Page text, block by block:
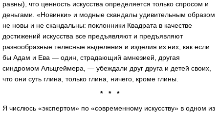
равны), что ценность искусства определяется только спросом и
деньгами. «Новинки» и модные скандалы удивительным образом
не новы и не скандальны: поклонники Квадрата в качестве
достижений искусства все предъявляют и предъявляют
разнообразные телесные выделения и изделия из них, как если
бы Адам и Ева — один, страдающий амнезией, другая
синдромом Альцгеймера, — убеждали друг друга и детей своих,
что они суть глина, только глина, ничего, кроме глины.
* * *
Я числюсь «экспертом» по «современному искусству» в одном из